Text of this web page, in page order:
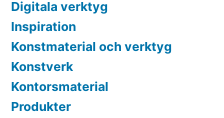
Digitala verktyg
Inspiration
Konstmaterial och verktyg
Konstverk
Kontorsmaterial
Produkter